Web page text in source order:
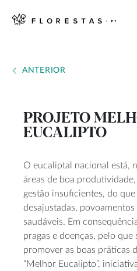
ANTERIOR
PROJETO
EUCALIPTO
O eucaliptal nacional está,
áreas de boa
gestão insuficientes, do
desajustadas,
saudáveis. Em
pragas e doenças, pelo que
promover as boas práticas
“Melhor Eucalipto”,